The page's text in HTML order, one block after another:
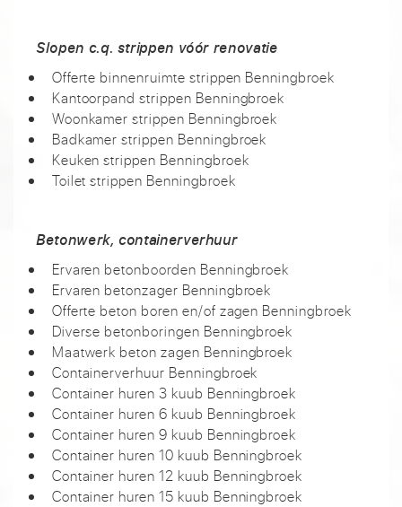
Slopen c.q. strippen vóór renovatie
Offerte binnenruimte strippen Benningbroek
Kantoorpand strippen Benningbroek
Woonkamer strippen Benningbroek
Badkamer strippen Benningbroek
Keuken strippen Benningbroek
Toilet strippen Benningbroek
Betonwerk, containerverhuur
Ervaren betonboorden Benningbroek
Ervaren betonzager Benningbroek
Offerte beton boren en/of zagen Benningbroek
Diverse betonboringen Benningbroek
Maatwerk beton zagen Benningbroek
Containerverhuur Benningbroek
Container huren 3 kuub Benningbroek
Container huren 6 kuub Benningbroek
Container huren 9 kuub Benningbroek
Container huren 10 kuub Benningbroek
Container huren 12 kuub Benningbroek
Container huren 15 kuub Benningbroek